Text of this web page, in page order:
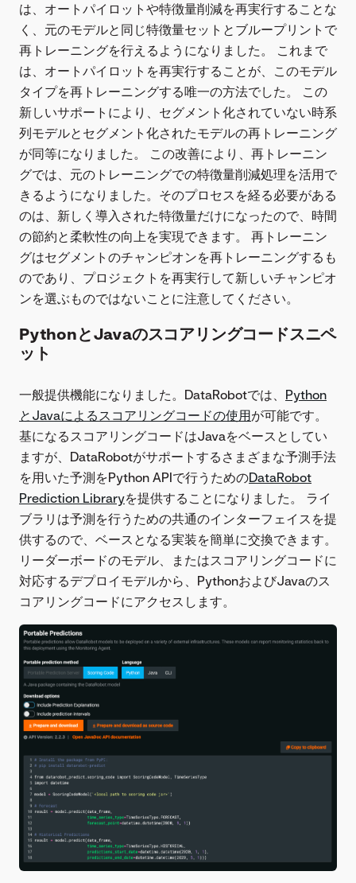
は、オートパイロットや特徴量削減を再実行することな
く、元のモデルと同じ特徴量セットとブループリントで
再トレーニングを行えるようになりました。 これまで
は、オートパイロットを再実行することが、このモデル
タイプを再トレーニングする唯一の方法でした。 この
新しいサポートにより、セグメント化されていない時系
列モデルとセグメント化されたモデルの再トレーニング
が同等になりました。 この改善により、再トレーニン
グでは、元のトレーニングでの特徴量削減処理を活用で
きるようになりました。そのプロセスを経る必要がある
のは、新しく導入された特徴量だけになったので、時間
の節約と柔軟性の向上を実現できます。 再トレーニン
グはセグメントのチャンピオンを再トレーニングするも
のであり、プロジェクトを再実行して新しいチャンピオ
ンを選ぶものではないことに注意してください。
PythonとJavaのスコアリングコードスニペ
ット
一般提供機能になりました。DataRobotでは、 Python
とJavaによるスコアリングコードの使用が可能です。
基になるスコアリングコードはJavaをベースとしてい
ますが、DataRobotがサポートするさまざまな予測手法
を用いた予測をPython APIで行うためのDataRobot
Prediction Libraryを提供することになりました。 ライ
ブラリは予測を行うための共通のインターフェイスを提
供するので、ベースとなる実装を簡単に交換できます。
リーダーボードのモデル、またはスコアリングコードに
対応するデプロイモデルから、PythonおよびJavaのス
コアリングコードにアクセスします。